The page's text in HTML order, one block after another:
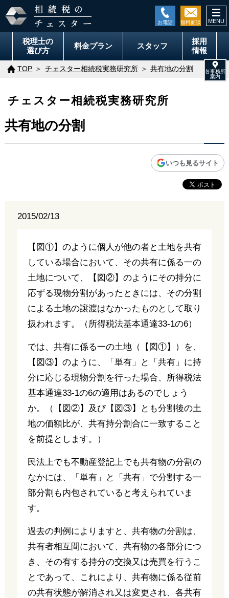
税理士の
選び方
料金プラン スタッフ
採用
情報
TOP チェスター相続税実務研究所 共有地の分割
チェスター相続税実務研究所
共有地の分割
いつも見るサイト
2015/02/13
【図①】のように個人が他の者と土地を共有
している場合において、その共有に係る一の
土地について、【図②】のようにその持分に
応ずる現物分割があったときには、その分割
による土地の譲渡はなかったものとして取り
扱われます。（所得税法基本通達33-1の6）
では、共有に係る一の土地（【図①】）を、
【図③】のように、「単有」と「共有」に持
分に応じる現物分割を行った場合、所得税法
基本通達33-1の6の適用はあるのでしょう
か。（【図②】及び【図③】とも分割後の土
地の価額比が、共有持分割合に一致すること
を前提とします。）
民法上でも不動産登記上でも共有物の分割の
なかには、「単有」と「共有」で分割する一
部分割も内包されていると考えられていま
す。
過去の判例によりますと、共有物の分割は、
共有者相互間において、共有物の各部分につ
き、その有する持分の交換又は売買を行うこ
とであって、これにより、共有物に係る従前
の共有状態が解消され又は変更され、各共有